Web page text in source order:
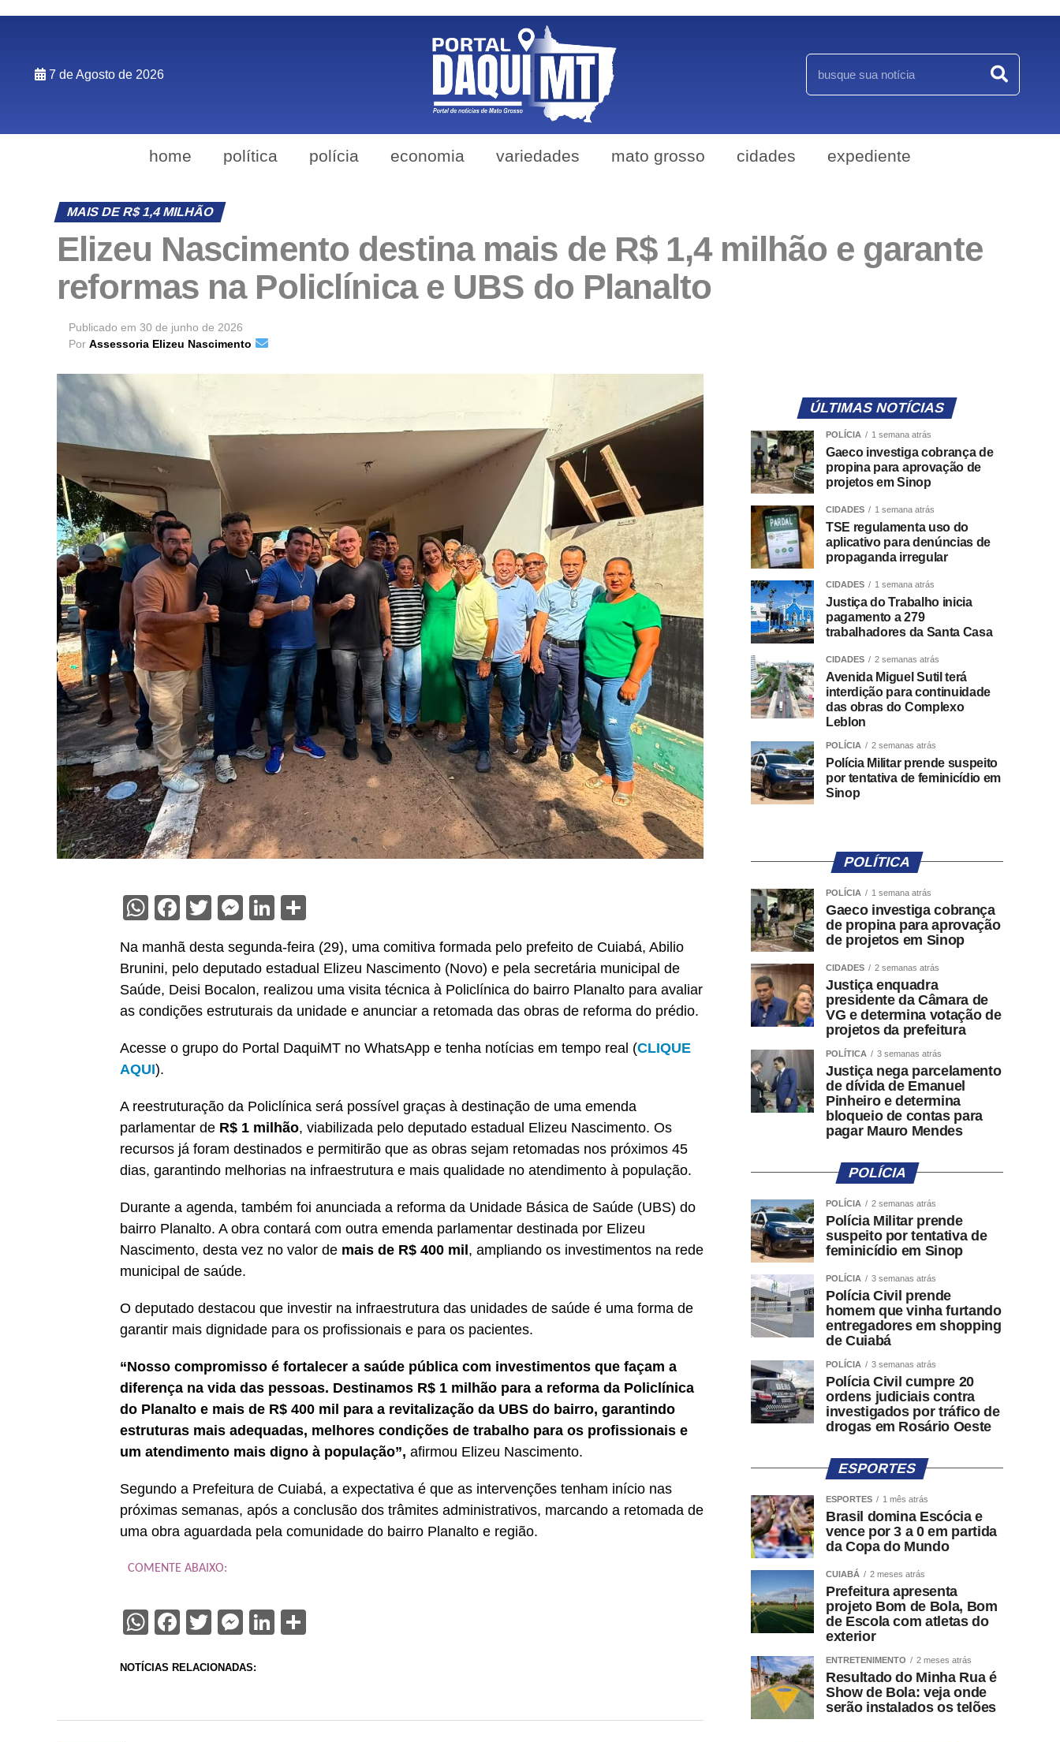
7 de Agosto de 2026
home política polícia economia variedades mato grosso cidades expediente
MAIS DE R$ 1,4 MILHÃO
Elizeu Nascimento destina mais de R$ 1,4 milhão e garante
reformas na Policlínica e UBS do Planalto
Publicado em 30 de junho de 2026
Por Assessoria Elizeu Nascimento
WhatsApp
Facebook
Twitter
Messenger
LinkedIn
Na manhã desta segunda-feira (29), uma comitiva formada pelo prefeito de Cuiabá, Abilio
Brunini, pelo deputado estadual Elizeu Nascimento (Novo) e pela secretária municipal de
Saúde, Deisi Bocalon, realizou uma visita técnica à Policlínica do bairro Planalto para avaliar
as condições estruturais da unidade e anunciar a retomada das obras de reforma do prédio.
Acesse o grupo do Portal DaquiMT no WhatsApp e tenha notícias em tempo real (CLIQUE
AQUI).
A reestruturação da Policlínica será possível graças à destinação de uma emenda
parlamentar de R$ 1 milhão, viabilizada pelo deputado estadual Elizeu Nascimento. Os
recursos já foram destinados e permitirão que as obras sejam retomadas nos próximos 45
dias, garantindo melhorias na infraestrutura e mais qualidade no atendimento à população.
Durante a agenda, também foi anunciada a reforma da Unidade Básica de Saúde (UBS) do
bairro Planalto. A obra contará com outra emenda parlamentar destinada por Elizeu
Nascimento, desta vez no valor de mais de R$ 400 mil, ampliando os investimentos na rede
municipal de saúde.
O deputado destacou que investir na infraestrutura das unidades de saúde é uma forma de
garantir mais dignidade para os profissionais e para os pacientes.
“Nosso compromisso é fortalecer a saúde pública com investimentos que façam a
diferença na vida das pessoas. Destinamos R$ 1 milhão para a reforma da Policlínica
do Planalto e mais de R$ 400 mil para a revitalização da UBS do bairro, garantindo
estruturas mais adequadas, melhores condições de trabalho para os profissionais e
um atendimento mais digno à população”, afirmou Elizeu Nascimento.
Segundo a Prefeitura de Cuiabá, a expectativa é que as intervenções tenham início nas
próximas semanas, após a conclusão dos trâmites administrativos, marcando a retomada de
uma obra aguardada pela comunidade do bairro Planalto e região.
COMENTE ABAIXO:
WhatsApp
Facebook
Twitter
Messenger
LinkedIn
NOTÍCIAS RELACIONADAS:
ÚLTIMAS NOTÍCIAS
POLÍCIA 1 semana atrás
Gaeco investiga cobrança de
propina para aprovação de
projetos em Sinop
CIDADES 1 semana atrás
TSE regulamenta uso do
aplicativo para denúncias de
propaganda irregular
CIDADES 1 semana atrás
Justiça do Trabalho inicia
pagamento a 279
trabalhadores da Santa Casa
CIDADES 2 semanas atrás
Avenida Miguel Sutil terá
interdição para continuidade
das obras do Complexo
Leblon
POLÍCIA 2 semanas atrás
Polícia Militar prende suspeito
por tentativa de feminicídio em
Sinop
POLÍTICA
POLÍCIA 1 semana atrás
Gaeco investiga cobrança
de propina para aprovação
de projetos em Sinop
CIDADES 2 semanas atrás
Justiça enquadra
presidente da Câmara de
VG e determina votação de
projetos da prefeitura
POLÍTICA 3 semanas atrás
Justiça nega parcelamento
de dívida de Emanuel
Pinheiro e determina
bloqueio de contas para
pagar Mauro Mendes
POLÍCIA
POLÍCIA 2 semanas atrás
Polícia Militar prende
suspeito por tentativa de
feminicídio em Sinop
POLÍCIA 3 semanas atrás
Polícia Civil prende
homem que vinha furtando
entregadores em shopping
de Cuiabá
POLÍCIA 3 semanas atrás
Polícia Civil cumpre 20
ordens judiciais contra
investigados por tráfico de
drogas em Rosário Oeste
ESPORTES
ESPORTES 1 mês atrás
Brasil domina Escócia e
vence por 3 a 0 em partida
da Copa do Mundo
CUIABÁ 2 meses atrás
Prefeitura apresenta
projeto Bom de Bola, Bom
de Escola com atletas do
exterior
ENTRETENIMENTO 2 meses atrás
Resultado do Minha Rua é
Show de Bola: veja onde
serão instalados os telões